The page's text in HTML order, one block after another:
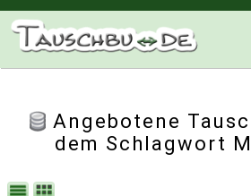
Angebotene
dem Schlagwort